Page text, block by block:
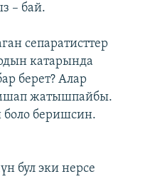
– бай.
сепаратисттер
катарында
берет? Алар
жатышпайбы.
беришсин.
бул эки нерсе